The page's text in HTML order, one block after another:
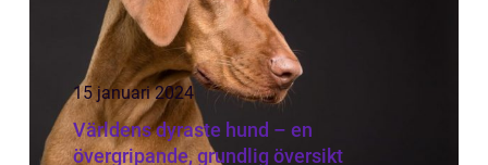
15 januari 2024
Världens dyraste hund – en
övergripande, grundlig översikt